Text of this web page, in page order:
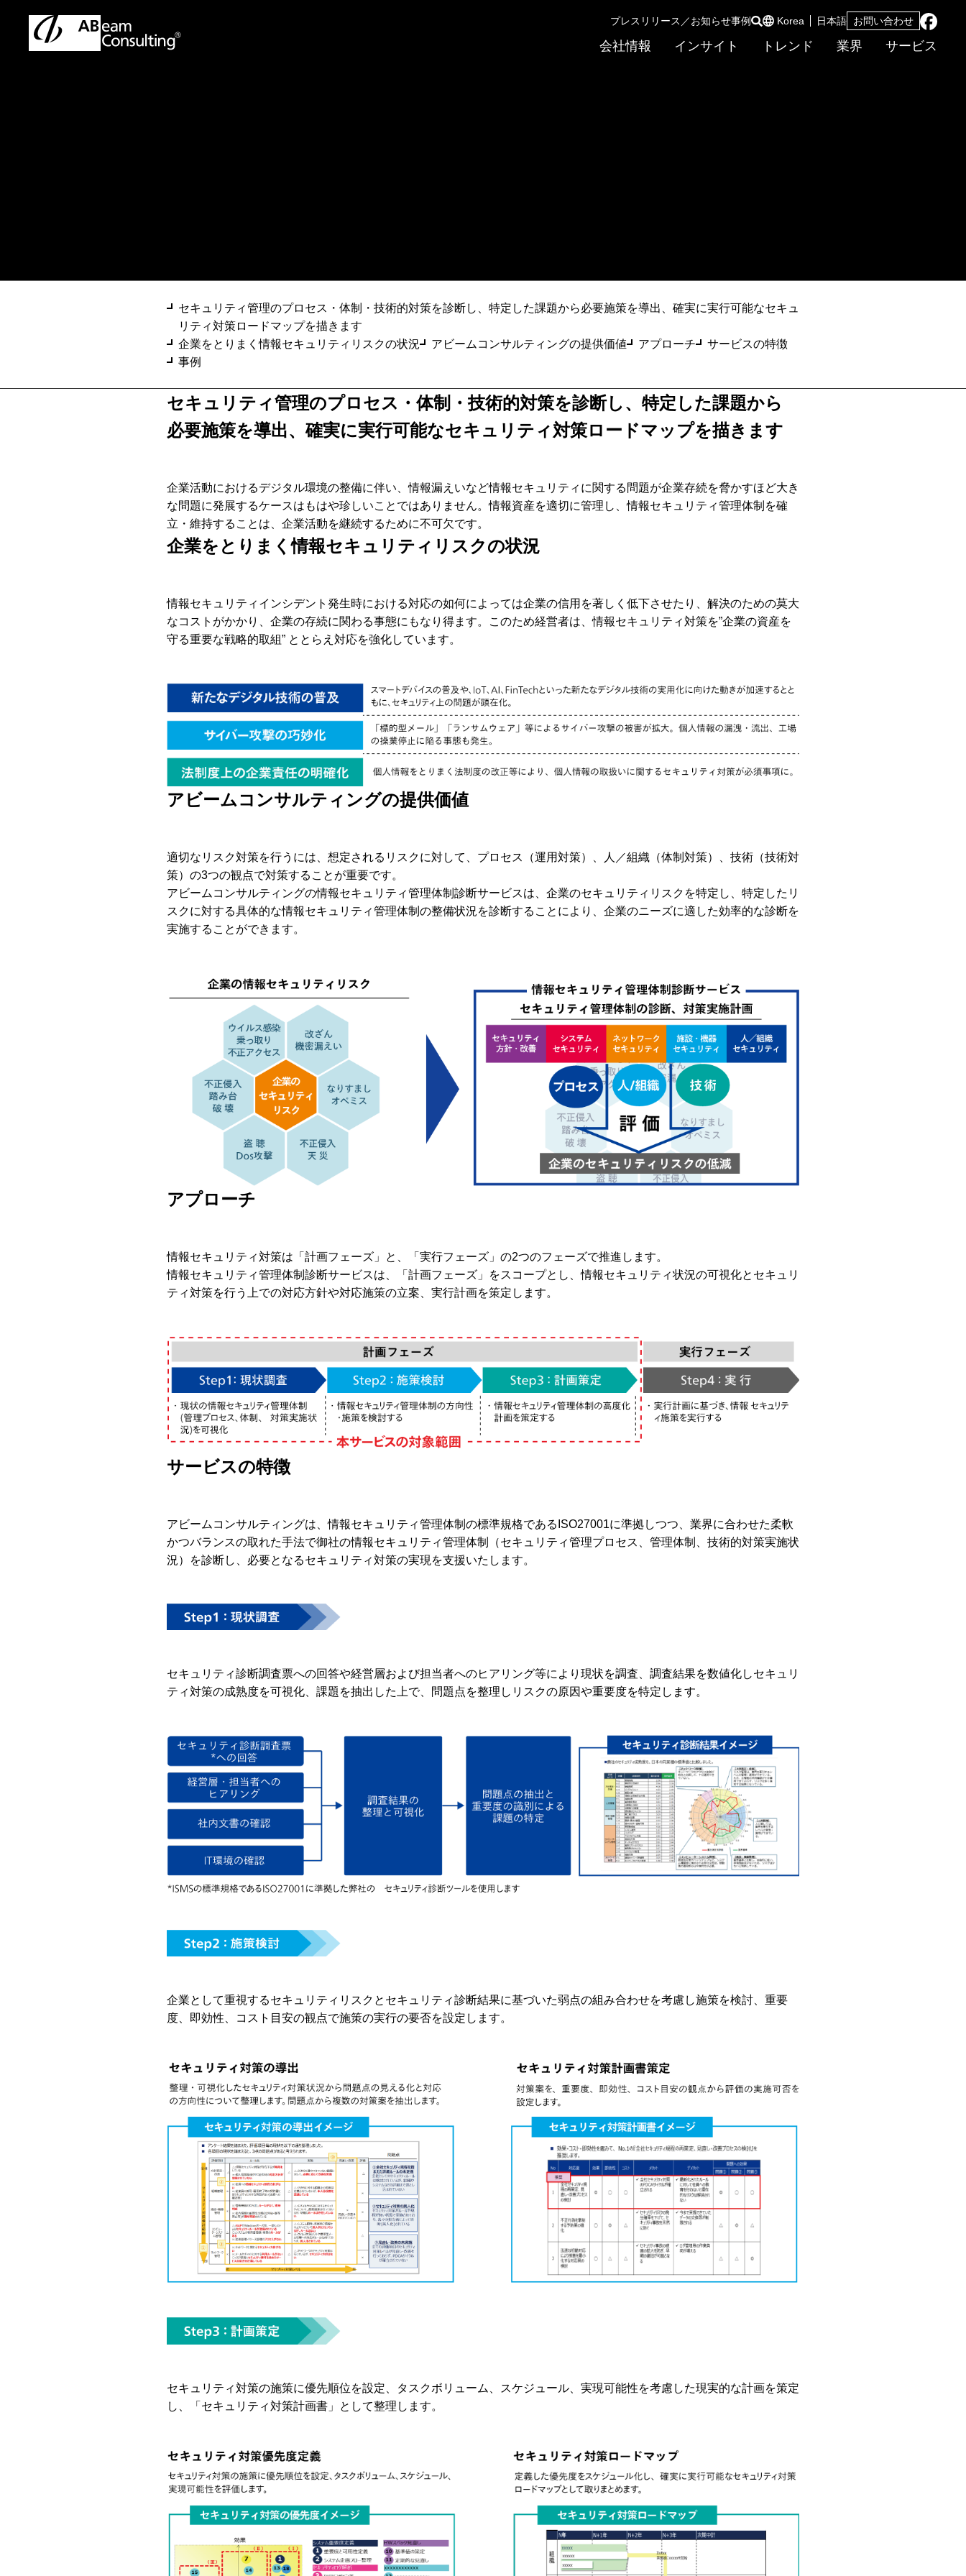
会社情報 インサイト トレンド 業界 サービス
プレスリリース／お知らせ事例 Korea 日本語 お問い合わせ
セキュリティ管理のプロセス・体制・技術的対策を診断し、特定した課題から必要施策を導出、確実に実行可能なセキュ
リティ対策ロードマップを描きます
企業をとりまく情報セキュリティリスクの状況
アビームコンサルティングの提供価値 アプローチ
サービスの特徴
事例
セキュリティ管理のプロセス・体制・技術的対策を診断し、特定した課題から
必要施策を導出、確実に実行可能なセキュリティ対策ロードマップを描きます
企業活動におけるデジタル環境の整備に伴い、情報漏えいなど情報セキュリティに関する問題が企業存続を脅かすほど大き
な問題に発展するケースはもはや珍しいことではありません。情報資産を適切に管理し、情報セキュリティ管理体制を確
立・維持することは、企業活動を継続するために不可欠です。
企業をとりまく情報セキュリティリスクの状況
情報セキュリティインシデント発生時における対応の如何によっては企業の信用を著しく低下させたり、解決のための莫大
なコストがかかり、企業の存続に関わる事態にもなり得ます。このため経営者は、情報セキュリティ対策を”企業の資産を
守る重要な戦略的取組” ととらえ対応を強化しています。
アビームコンサルティングの提供価値
適切なリスク対策を行うには、想定されるリスクに対して、プロセス（運用対策）、人／組織（体制対策）、技術（技術対
策）の3つの観点で対策することが重要です。
アビームコンサルティングの情報セキュリティ管理体制診断サービスは、企業のセキュリティリスクを特定し、特定したリ
スクに対する具体的な情報セキュリティ管理体制の整備状況を診断することにより、企業のニーズに適した効率的な診断を
実施することができます。
アプローチ
情報セキュリティ対策は「計画フェーズ」と、「実行フェーズ」の2つのフェーズで推進します。
情報セキュリティ管理体制診断サービスは、「計画フェーズ」をスコープとし、情報セキュリティ状況の可視化とセキュリ
ティ対策を行う上での対応方針や対応施策の立案、実行計画を策定します。
サービスの特徴
アビームコンサルティングは、情報セキュリティ管理体制の標準規格であるISO27001に準拠しつつ、業界に合わせた柔軟
かつバランスの取れた手法で御社の情報セキュリティ管理体制（セキュリティ管理プロセス、管理体制、技術的対策実施状
況）を診断し、必要となるセキュリティ対策の実現を支援いたします。
セキュリティ診断調査票への回答や経営層および担当者へのヒアリング等により現状を調査、調査結果を数値化しセキュリ
ティ対策の成熟度を可視化、課題を抽出した上で、問題点を整理しリスクの原因や重要度を特定します。
企業として重視するセキュリティリスクとセキュリティ診断結果に基づいた弱点の組み合わせを考慮し施策を検討、重要
度、即効性、コスト目安の観点で施策の実行の要否を設定します。
セキュリティ対策の施策に優先順位を設定、タスクボリューム、スケジュール、実現可能性を考慮した現実的な計画を策定
し、「セキュリティ対策計画書」として整理します。